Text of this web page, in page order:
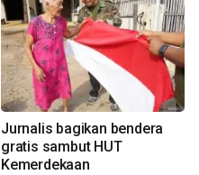
Jurnalis bagikan bendera
gratis sambut HUT
Kemerdekaan